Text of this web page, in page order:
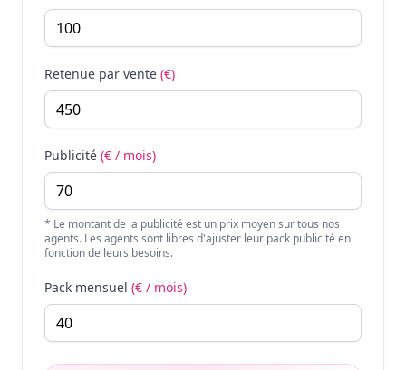
Retenue par vente (€)
Publicité (€ / mois)
* Le montant de la publicité est un prix moyen sur tous nos
agents. Les agents sont libres d'ajuster leur pack publicité en
fonction de leurs besoins.
Pack mensuel (€ / mois)